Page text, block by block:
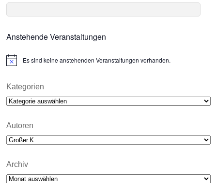
Anstehende Veranstaltungen
N
i
e
Es sind keine anstehenden Veranstaltungen vorhanden.
Kategorien
Kategorien
Autoren
Archiv
Archiv